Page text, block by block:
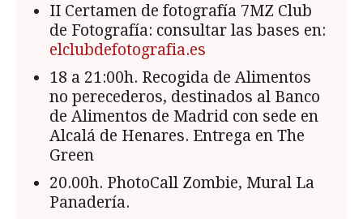
II Certamen de fotografía 7MZ Club
de Fotografía: consultar las bases en:
elclubdefotografia.es
18 a 21:00h. Recogida de Alimentos
no perecederos, destinados al Banco
de Alimentos de Madrid con sede en
Alcalá de Henares. Entrega en The
Green
20.00h. PhotoCall Zombie, Mural La
Panadería.